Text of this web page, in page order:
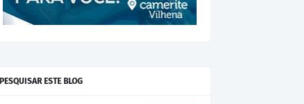
PESQUISAR ESTE BLOG